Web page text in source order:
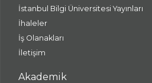
İstanbul Bilgi Üniversitesi Yayınları
İhaleler
İş Olanakları
İletişim
Akademik